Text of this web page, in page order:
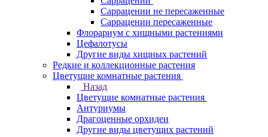
Саррацении не пересаженные
Саррацении пересаженные
Флорариум с хищными растениями
Цефалотусы
Другие виды хищных растений
Редкие и коллекционные растения
Цветущие комнатные растения
Назад
Цветущие комнатные растения
Антуриумы
Драгоценные орхидеи
Другие виды цветущих растений